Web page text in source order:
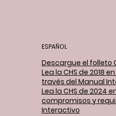
ESPAÑOL
Descargue el folleto
Lea la CHS de 2018
través del Manual
Lea la CHS de 2024
compromisos y
Interactivo